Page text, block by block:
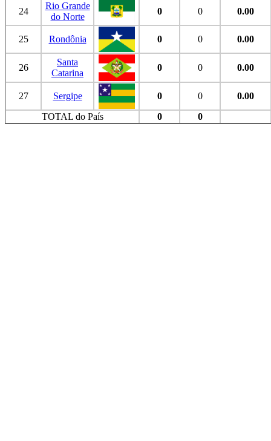
24
Rio Grande
do Norte
0 0 0.00
25 Rondônia 0 0 0.00
26
Santa
Catarina
0 0 0.00
27 Sergipe 0 0
0.00
TOTAL do País
0 0